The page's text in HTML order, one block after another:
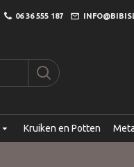
06 36 555 187
Kruiken en Potten